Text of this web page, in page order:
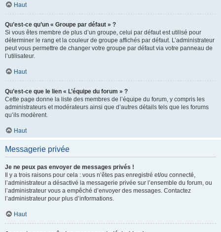
Haut
Qu’est-ce qu’un « Groupe par défaut » ?
Si vous êtes membre de plus d’un groupe, celui par défaut est utilisé pour
déterminer le rang et la couleur de groupe affichés par défaut. L’administrateur
peut vous permettre de changer votre groupe par défaut via votre panneau de
l’utilisateur.
Haut
Qu’est-ce que le lien « L’équipe du forum » ?
Cette page donne la liste des membres de l’équipe du forum, y compris les
administrateurs et modérateurs ainsi que d’autres détails tels que les forums
qu’ils modèrent.
Haut
Messagerie privée
Je ne peux pas envoyer de messages privés !
Il y a trois raisons pour cela : vous n’êtes pas enregistré et/ou connecté,
l’administrateur a désactivé la messagerie privée sur l’ensemble du forum, ou
l’administrateur vous a empêché d’envoyer des messages. Contactez
l’administrateur pour plus d’informations.
Haut